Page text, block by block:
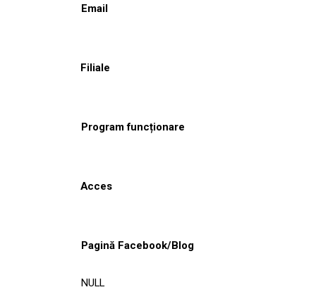
Email
Filiale
Program funcționare
Acces
Pagină Facebook/Blog
NULL